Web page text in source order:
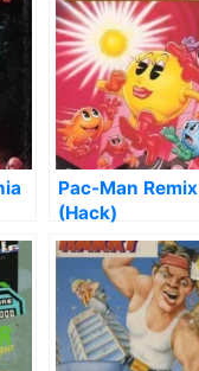
Pac-Man Remix
(Hack)